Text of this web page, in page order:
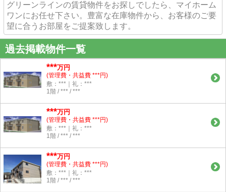
グリーンラインの賃貸物件をお探しでしたら、マイホーム
ワンにお任せ下さい。豊富な在庫物件から、お客様のご要
望に合うお部屋をご提案致します。
過去掲載物件一覧
***万円
(管理費・共益費 ***円)
敷：***｜礼：***
1階 / *** / ***
***万円
(管理費・共益費 ***円)
敷：***｜礼：***
1階 / *** / ***
***万円
(管理費・共益費 ***円)
敷：***｜礼：***
1階 / *** / ***